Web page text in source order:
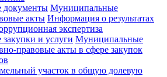
Муниципальные
акты Информация о результатах
экспертиза
и услуги Муниципальные
правовые акты в сфере закупок
участок в общую долевую